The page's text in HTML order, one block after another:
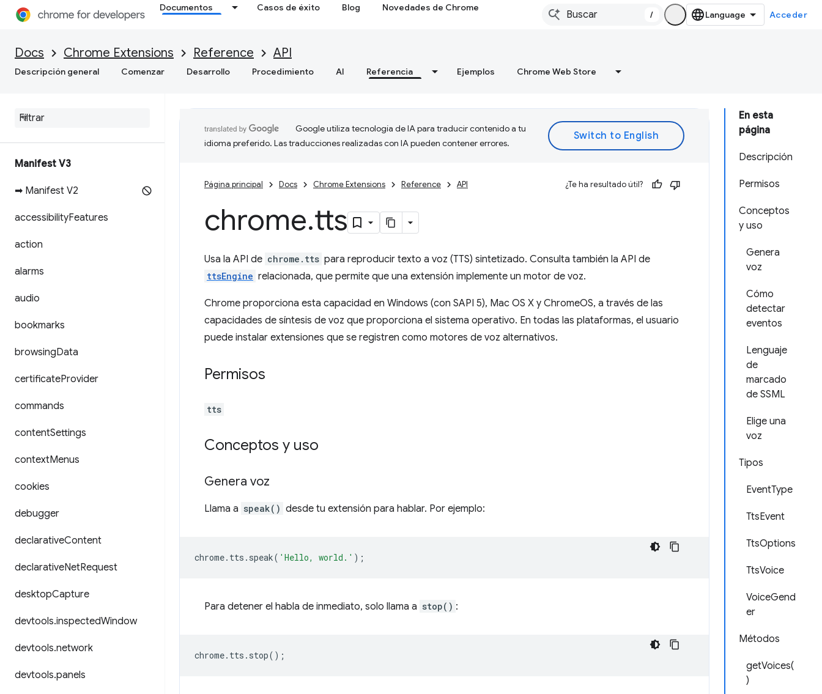
Documentos Casos de éxito Blog Novedades de Chrome
/ Acceder
Docs Chrome Extensions Reference API
Descripción general Comenzar Desarrollo Procedimiento AI Referencia Ejemplos Chrome Web Store
Manifest V3
➡ Manifest V2
accessibilityFeatures
action
alarms
audio
bookmarks
browsingData
certificateProvider
commands
contentSettings
contextMenus
cookies
debugger
declarativeContent
declarativeNetRequest
desktopCapture
devtools.inspectedWindow
devtools.network
devtools.panels
En esta
página
Descripción
Permisos
Conceptos
y uso
Genera
voz
Cómo
detectar
eventos
Lenguaje
de
marcado
de SSML
Elige una
voz
Tipos
EventType
TtsEvent
TtsOptions
TtsVoice
VoiceGend
er
Métodos
getVoices(
)
Google utiliza tecnología de IA para traducir contenido a tu
idioma preferido. Las traducciones realizadas con IA pueden contener errores.
Página principal Docs Chrome Extensions Reference API ¿Te ha resultado útil?
chrome.tts
Usa la API de chrome.tts para reproducir texto a voz (TTS) sintetizado. Consulta también la API de
ttsEngine relacionada, que permite que una extensión implemente un motor de voz.
Chrome proporciona esta capacidad en Windows (con SAPI 5), Mac OS X y ChromeOS, a través de las
capacidades de síntesis de voz que proporciona el sistema operativo. En todas las plataformas, el usuario
puede instalar extensiones que se registren como motores de voz alternativos.
Permisos
tts
Conceptos y uso
Genera voz
Llama a speak() desde tu extensión para hablar. Por ejemplo:
chrome. tts . speak( 'Hello, world.' );
Para detener el habla de inmediato, solo llama a stop() :
chrome. tts . stop();